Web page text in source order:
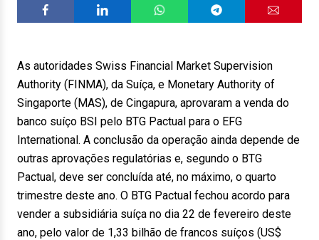
As autoridades Swiss Financial Market Supervision
Authority (FINMA), da Suíça, e Monetary Authority of
Singaporte (MAS), de Cingapura, aprovaram a venda do
banco suíço BSI pelo BTG Pactual para o EFG
International. A conclusão da operação ainda depende de
outras aprovações regulatórias e, segundo o BTG
Pactual, deve ser concluída até, no máximo, o quarto
trimestre deste ano. O BTG Pactual fechou acordo para
vender a subsidiária suíça no dia 22 de fevereiro deste
ano, pelo valor de 1,33 bilhão de francos suíços (US$